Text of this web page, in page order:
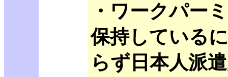
・ワークパー
保持している
らず日本人派